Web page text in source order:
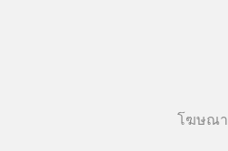
โฆษณา